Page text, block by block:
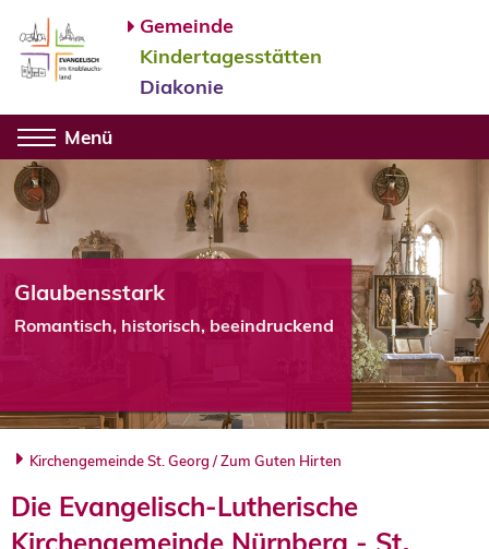
Gemeinde
Kindertagesstätten
Diakonie
Menü
Glaubensstark
Romantisch, historisch, beeindruckend
Kirchengemeinde St. Georg / Zum Guten Hirten
Die Evangelisch-Lutherische
Kirchengemeinde Nürnberg - St.